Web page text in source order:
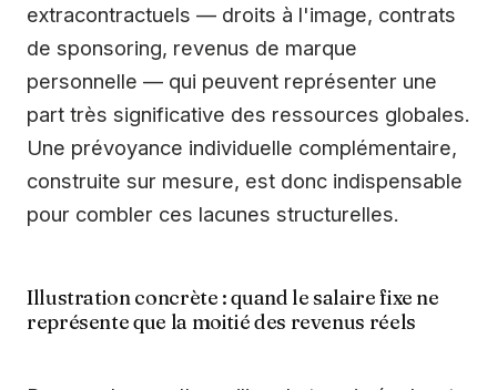
extracontractuels — droits à l'image, contrats
de sponsoring, revenus de marque
personnelle — qui peuvent représenter une
part très significative des ressources globales.
Une prévoyance individuelle complémentaire,
construite sur mesure, est donc indispensable
pour combler ces lacunes structurelles.
Illustration concrète : quand le salaire fixe ne
représente que la moitié des revenus réels